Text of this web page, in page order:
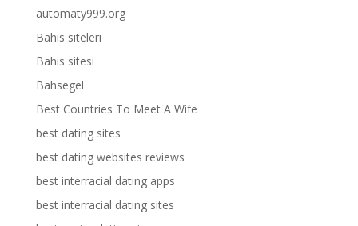
automaty999.org
Bahis siteleri
Bahis sitesi
Bahsegel
Best Countries To Meet A Wife
best dating sites
best dating websites reviews
best interracial dating apps
best interracial dating sites